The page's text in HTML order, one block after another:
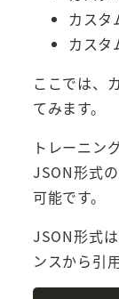
カスタ
カス
ここでは、
てみます。
トレーニン
JSON形式
可能です。
JSON形式
ンスから引用